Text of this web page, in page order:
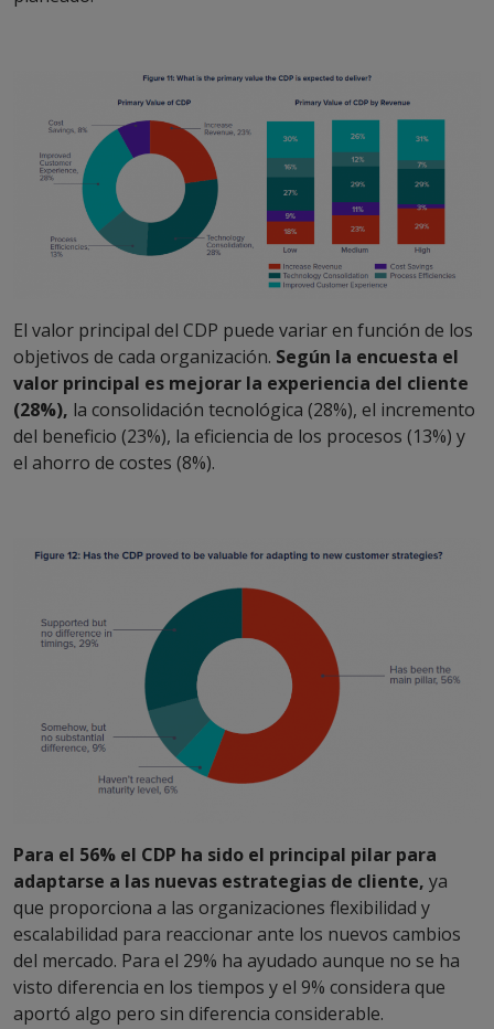
El valor principal del CDP puede variar en función de los
objetivos de cada organización. Según la encuesta el
valor principal es mejorar la experiencia del cliente
(28%), la consolidación tecnológica (28%), el incremento
del beneficio (23%), la eficiencia de los procesos (13%) y
el ahorro de costes (8%).
Para el 56% el CDP ha sido el principal pilar para
adaptarse a las nuevas estrategias de cliente, ya
que proporciona a las organizaciones flexibilidad y
escalabilidad para reaccionar ante los nuevos cambios
del mercado. Para el 29% ha ayudado aunque no se ha
visto diferencia en los tiempos y el 9% considera que
aportó algo pero sin diferencia considerable.